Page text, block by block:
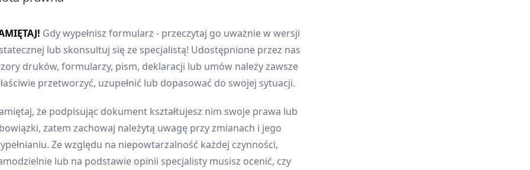
Gdy wypełnisz formularz - przeczytaj go uważnie w wersji
lub skonsultuj się ze specjalistą! Udostępnione przez nas
druków, formularzy, pism, deklaracji lub umów należy zawsze
przetworzyć, uzupełnić lub dopasować do swojej sytuacji.
że podpisując dokument kształtujesz nim swoje prawa lub
zatem zachowaj należytą uwagę przy zmianach i jego
Ze względu na niepowtarzalność każdej czynności,
lub na podstawie opinii specjalisty musisz ocenić, czy